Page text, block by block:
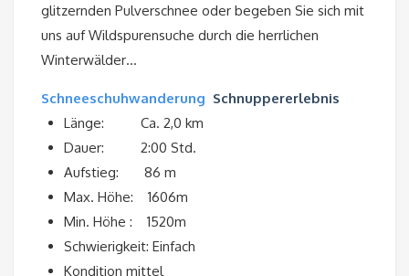
glitzernden Pulverschnee oder begeben Sie sich mit
uns auf Wildspurensuche durch die herrlichen
Winterwälder…
Schneeschuhwanderung Schnuppererlebnis
Länge: Ca. 2,0 km
Dauer: 2:00 Std.
Aufstieg: 86 m
Max. Höhe: 1606m
Min. Höhe : 1520m
Schwierigkeit: Einfach
Kondition mittel